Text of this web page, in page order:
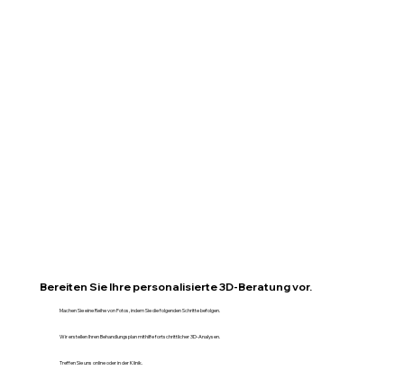
Bereiten Sie Ihre personalisierte 3D-Beratung vor.
Machen Sie eine Reihe von Fotos, indem Sie die folgenden Schritte befolgen.
Wir erstellen Ihren Behandlungsplan mithilfe fortschrittlicher 3D-Analysen.
Treffen Sie uns online oder in der Klinik.